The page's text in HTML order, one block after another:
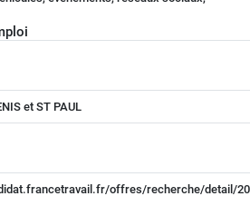
et ST PAUL
offres/recherche/detail/